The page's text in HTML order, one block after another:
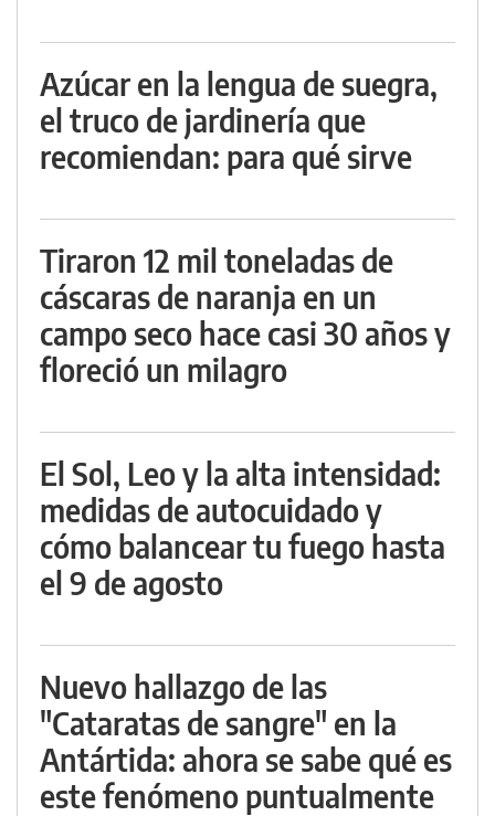
Azúcar en la lengua de suegra,
el truco de jardinería que
recomiendan: para qué sirve
Tiraron 12 mil toneladas de
cáscaras de naranja en un
campo seco hace casi 30 años y
floreció un milagro
El Sol, Leo y la alta intensidad:
medidas de autocuidado y
cómo balancear tu fuego hasta
el 9 de agosto
Nuevo hallazgo de las
"Cataratas de sangre" en la
Antártida: ahora se sabe qué es
este fenómeno puntualmente